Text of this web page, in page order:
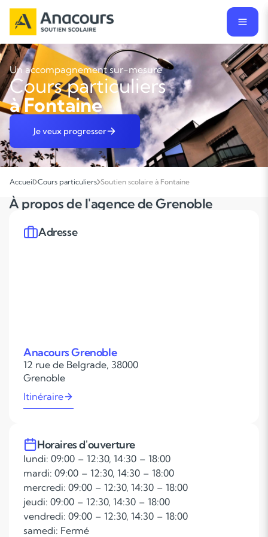
Un accompagnement sur-mesure
Cours particuliers
à Fontaine
Je veux progresser
Accueil Cours particuliers Soutien scolaire à Fontaine
À propos de l'agence de Grenoble
Adresse
Anacours Grenoble
12 rue de Belgrade, 38000
Grenoble
Itinéraire
Horaires d'ouverture
lundi: 09:00 – 12:30, 14:30 – 18:00
mardi: 09:00 – 12:30, 14:30 – 18:00
mercredi: 09:00 – 12:30, 14:30 – 18:00
jeudi: 09:00 – 12:30, 14:30 – 18:00
vendredi: 09:00 – 12:30, 14:30 – 18:00
samedi: Fermé